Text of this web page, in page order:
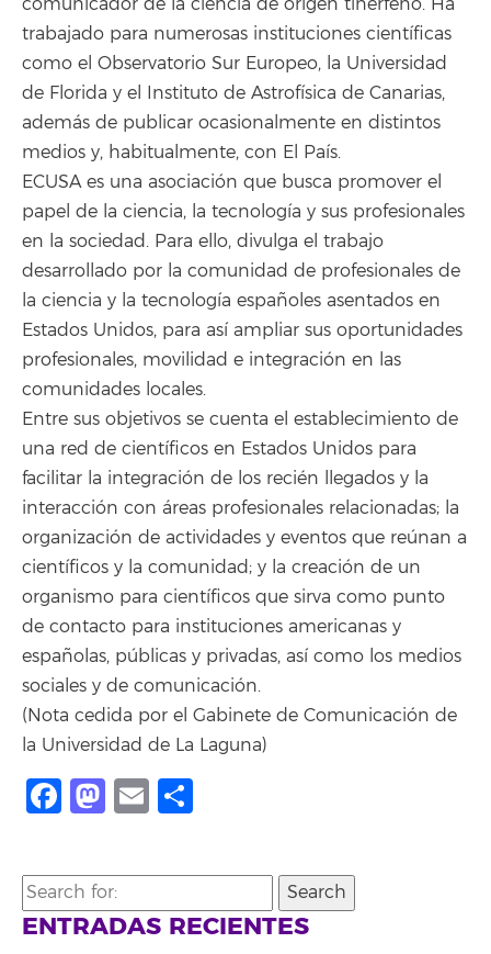
comunicador de la ciencia de origen tinerfeño. Ha
trabajado para numerosas instituciones científicas
como el Observatorio Sur Europeo, la Universidad
de Florida y el Instituto de Astrofísica de Canarias,
además de publicar ocasionalmente en distintos
medios y, habitualmente, con El País.
ECUSA es una asociación que busca promover el
papel de la ciencia, la tecnología y sus profesionales
en la sociedad. Para ello, divulga el trabajo
desarrollado por la comunidad de profesionales de
la ciencia y la tecnología españoles asentados en
Estados Unidos, para así ampliar sus oportunidades
profesionales, movilidad e integración en las
comunidades locales.
Entre sus objetivos se cuenta el establecimiento de
una red de científicos en Estados Unidos para
facilitar la integración de los recién llegados y la
interacción con áreas profesionales relacionadas; la
organización de actividades y eventos que reúnan a
científicos y la comunidad; y la creación de un
organismo para científicos que sirva como punto
de contacto para instituciones americanas y
españolas, públicas y privadas, así como los medios
sociales y de comunicación.
(Nota cedida por el Gabinete de Comunicación de
la Universidad de La Laguna)
Facebook
Mastodon
Email
Search
for:
ENTRADAS RECIENTES